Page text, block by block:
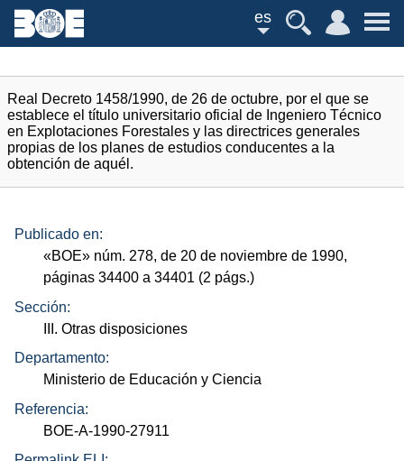
es
Real Decreto 1458/1990, de 26 de octubre, por el que se
establece el título universitario oficial de Ingeniero Técnico
en Explotaciones Forestales y las directrices generales
propias de los planes de estudios conducentes a la
obtención de aquél.
Publicado en:
«BOE» núm. 278, de 20 de noviembre de 1990,
páginas 34400 a 34401 (2 págs.)
Sección:
III. Otras disposiciones
Departamento:
Ministerio de Educación y Ciencia
Referencia:
BOE-A-1990-27911